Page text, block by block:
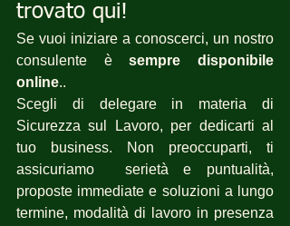
trovato qui!
Se vuoi iniziare a conoscerci, un nostro
consulente è sempre disponibile
online..
Scegli di delegare in materia di
Sicurezza sul Lavoro, per dedicarti al
tuo business. Non preoccuparti, ti
assicuriamo  serietà e puntualità,
proposte immediate e soluzioni a lungo
termine, modalità di lavoro in presenza